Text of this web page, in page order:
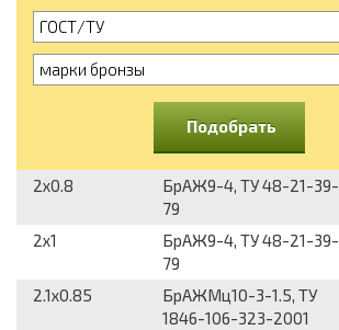
ГОСТ/ТУ
марки бронзы
Подобрать
2x0.8
БрАЖ9-4, ТУ 48-21-39-
79
2x1
БрАЖ9-4, ТУ 48-21-39-
79
2.1x0.85
БрАЖМц10-3-1.5, ТУ
1846-106-323-2001